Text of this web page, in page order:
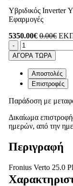
Υβριδικός Inverter
Εφαρμογές
5350.00€ 0.00€
Ποσότητα
-
ΑΓΟΡΑ ΤΩΡΑ
Αποστολές
Επιστροφές
Παράδοση με
Δικαίωμα
ημερών, από την
Περιγραφή
Fronius Verto 25.0